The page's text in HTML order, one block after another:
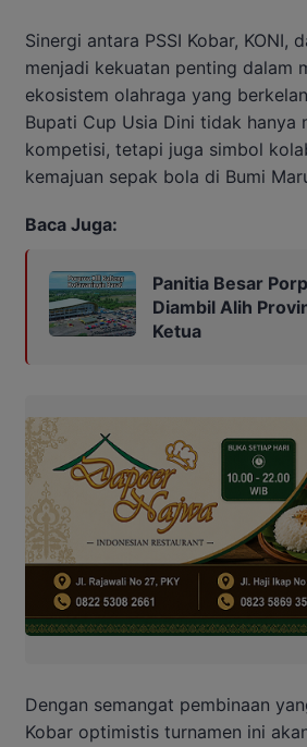
Sinergi antara PSSI Kobar, KONI,
menjadi kekuatan penting dalam
ekosistem olahraga yang
Bupati Cup Usia Dini tidak hanya
kompetisi, tetapi juga simbol
kemajuan sepak bola di Bumi
Baca Juga:
Panitia Besar
Diambil Alih
Ketua
Dengan semangat pembinaan
Kobar optimistis turnamen ini